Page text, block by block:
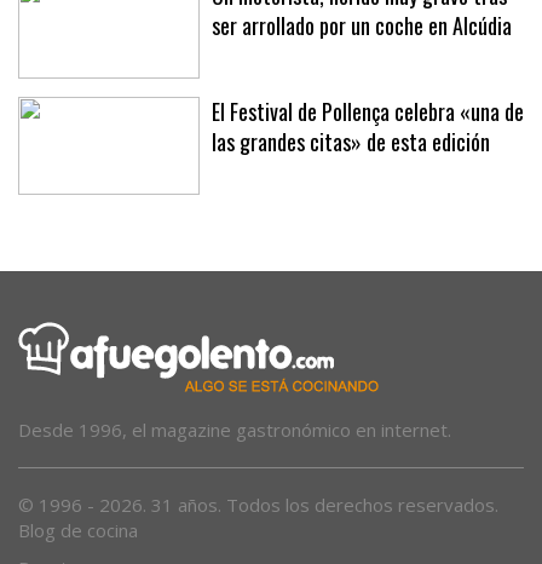
Un motorista, herido muy grave tras
El Festival de Pollença celebra «una de